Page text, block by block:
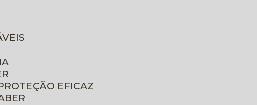
EFICAZ